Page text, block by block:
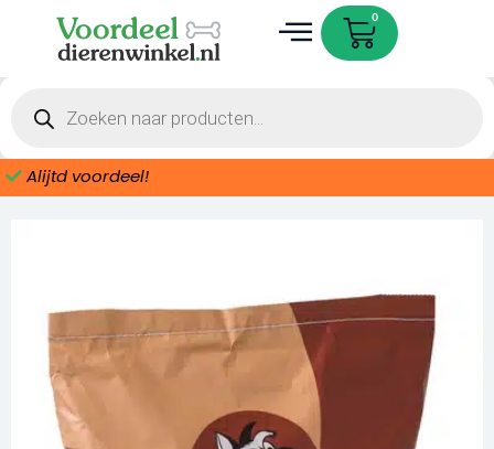
inhoud
0
Cart
zoeken
Alijtd voordeel!